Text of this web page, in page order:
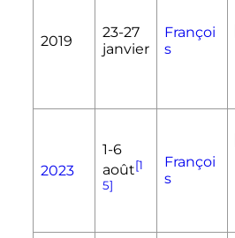
2019
23-27
janvier
Françoi
s
2023
1-6
août[1
5]
Françoi
s